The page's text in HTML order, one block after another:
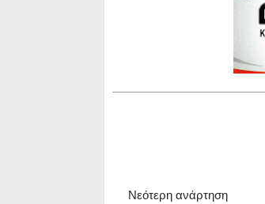
Νεότερη ανάρτηση